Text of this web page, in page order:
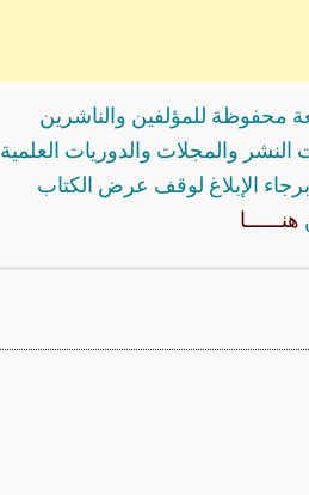
محفوظة للمؤلفين والناشرين
والمجلات والدوريات العلمية
الإبلاغ لوقف عرض الكتاب
هنــــــا